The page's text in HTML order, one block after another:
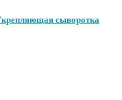
сыворотка